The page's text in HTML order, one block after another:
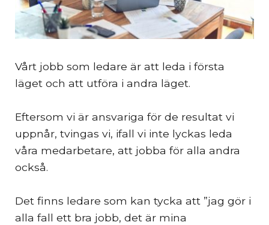
Vårt jobb som ledare är att leda i första
läget och att utföra i andra läget.
Eftersom vi är ansvariga för de resultat vi
uppnår, tvingas vi, ifall vi inte lyckas leda
våra medarbetare, att jobba för alla andra
också.
Det finns ledare som kan tycka att ”jag gör i
alla fall ett bra jobb, det är mina